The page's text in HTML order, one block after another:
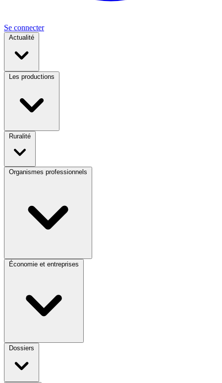
Se connecter
Actualité
Les productions
Ruralité
Organismes professionnels
Économie et entreprises
Dossiers